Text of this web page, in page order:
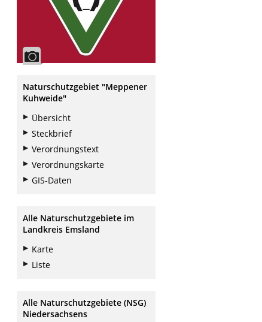
Naturschutzgebiet "Meppener
Kuhweide"
Übersicht
Steckbrief
Verordnungstext
Verordnungskarte
GIS-Daten
Alle Naturschutzgebiete im
Landkreis Emsland
Karte
Liste
Alle Naturschutzgebiete (NSG)
Niedersachsens